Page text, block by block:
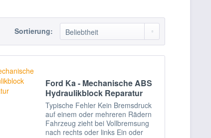
Sortierung:
Ford Ka - Mechanische ABS
Hydraulikblock Reparatur
Typische Fehler Kein Bremsdruck
auf einem oder mehreren Rädern
Fahrzeug zieht bei Vollbremsung
nach rechts oder links Ein oder